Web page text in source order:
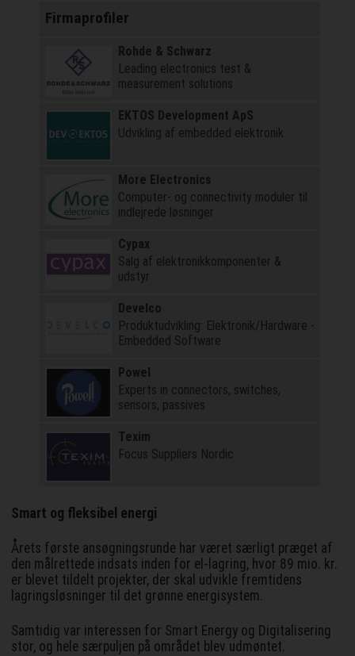
Firmaprofiler
Rohde & Schwarz
Leading electronics test &
measurement solutions
EKTOS Development ApS
Udvikling af embedded elektronik
More Electronics
Computer- og connectivity moduler til
indlejrede løsninger
Cypax
Salg af elektronik­komponenter &
udstyr
Develco
Produktudvikling: Elektronik/Hardware -
Embedded Software
Powel
Experts in connectors, switches,
sensors, passives
Texim
Focus Suppliers Nordic
Smart og fleksibel energi
Årets første ansøgningsrunde har været særligt præget af
den målrettede indsats inden for el-lagring, hvor 89 mio. kr.
er blevet tildelt projekter, der skal udvikle fremtidens
lagringsløsninger til det grønne energisystem.
Samtidig var interessen for Smart Energy og Digitalisering
stor, og hele særpuljen på området blev udmøntet.